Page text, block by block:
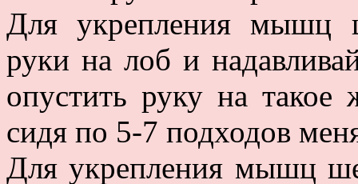
Для укрепления мышц
руки на лоб и
опустить руку на
сидя по 5-7 подходов
Для укрепления мышц